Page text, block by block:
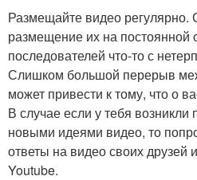
Размещайте видео регулярно.
размещение их на постоянной
последователей что-то с
Слишком большой перерыв
может привести к тому, что о
В случае если у тебя
новыми идеями видео, то
ответы на видео своих
Youtube.